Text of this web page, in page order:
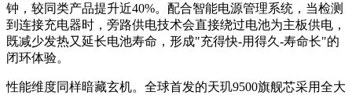
钟，较同类产品提升近40%。配合智能电源管理系统，当检测
到连接充电器时，旁路供电技术会直接绕过电池为主板供电，
既减少发热又延长电池寿命，形成"充得快-用得久-寿命长"的
闭环体验。
性能维度同样暗藏玄机。全球首发的天玑9500旗舰芯采用全大